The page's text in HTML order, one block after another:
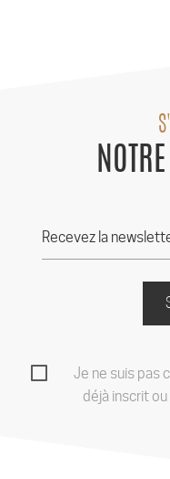
Je ne suis pas
déjà inscrit